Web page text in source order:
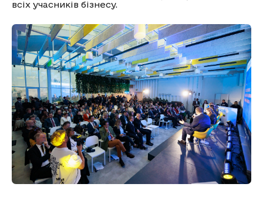
всіх учасників бізнесу.